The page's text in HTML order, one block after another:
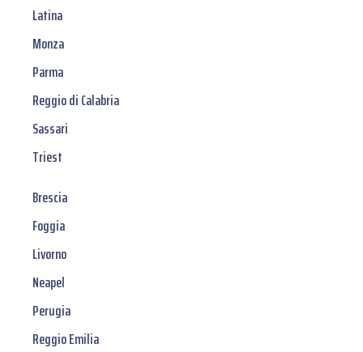
Latina
Monza
Parma
Reggio di Calabria
Sassari
Triest
Brescia
Foggia
Livorno
Neapel
Perugia
Reggio Emilia